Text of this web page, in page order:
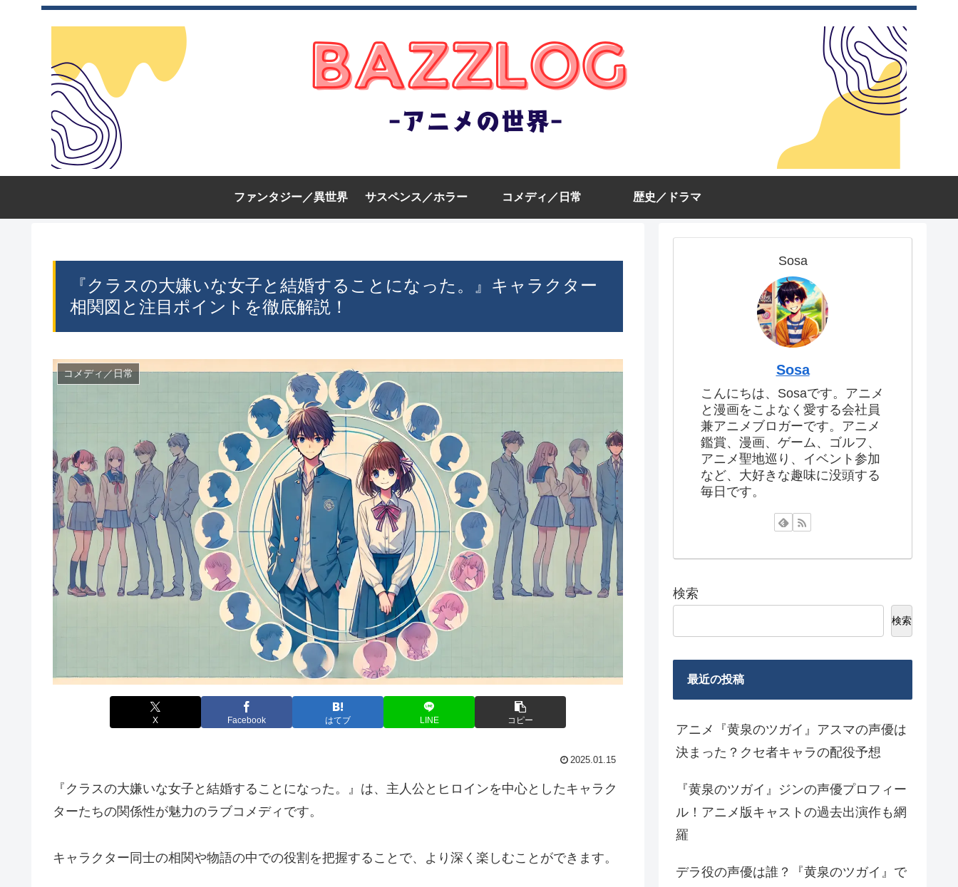
ファンタジー／異世界 サスペンス／ホラー コメディ／日常 歴史／ドラマ
『クラスの大嫌いな女子と結婚することになった。』キャラクター
相関図と注目ポイントを徹底解説！
コメディ／日常
X Facebook はてブ LINE コピー
2025.01.15
『クラスの大嫌いな女子と結婚することになった。』は、主人公とヒロインを中心としたキャラク
ターたちの関係性が魅力のラブコメディです。
キャラクター同士の相関や物語の中での役割を把握することで、より深く楽しむことができます。
Sosa
Sosa
こんにちは、Sosaです。アニメ
と漫画をこよなく愛する会社員
兼アニメブロガーです。アニメ
鑑賞、漫画、ゲーム、ゴルフ、
アニメ聖地巡り、イベント参加
など、大好きな趣味に没頭する
毎日です。
検索
検索
最近の投稿
アニメ『黄泉のツガイ』アスマの声優は
決まった？クセ者キャラの配役予想
『黄泉のツガイ』ジンの声優プロフィー
ル！アニメ版キャストの過去出演作も網
羅
デラ役の声優は誰？『黄泉のツガイ』で